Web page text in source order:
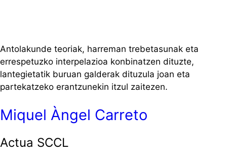
Antolakunde teoriak, harreman trebetasunak eta
errespetuzko interpelazioa konbinatzen dituzte,
lantegietatik buruan galderak dituzula joan eta
partekatzeko erantzunekin itzul zaitezen.
Miquel Àngel Carreto
Actua SCCL